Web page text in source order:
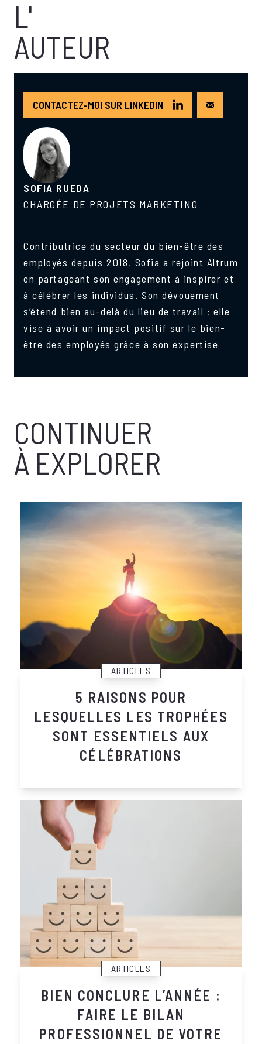
L'
AUTEUR
CONTACTEZ-MOI SUR LINKEDIN
SOFIA RUEDA
CHARGÉE DE PROJETS MARKETING
Contributrice du secteur du bien-être des
employés depuis 2018, Sofia a rejoint Altrum
en partageant son engagement à inspirer et
à célébrer les individus. Son dévouement
s’étend bien au-delà du lieu de travail ; elle
vise à avoir un impact positif sur le bien-
être des employés grâce à son expertise
CONTINUER
À EXPLORER
ARTICLES
5 RAISONS POUR
LESQUELLES LES TROPHÉES
SONT ESSENTIELS AUX
CÉLÉBRATIONS
ARTICLES
BIEN CONCLURE L’ANNÉE :
FAIRE LE BILAN
PROFESSIONNEL DE VOTRE